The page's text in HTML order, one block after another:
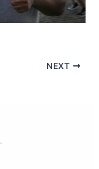
NEXT